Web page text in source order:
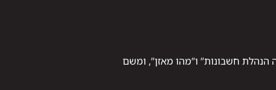
חשבונות” ו”מהו מאזן”, ומשם